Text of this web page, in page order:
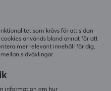
som krävs för att sidan
används bland annat för att
mer relevant innehåll för dig,
sidväxlingar.
information om hur